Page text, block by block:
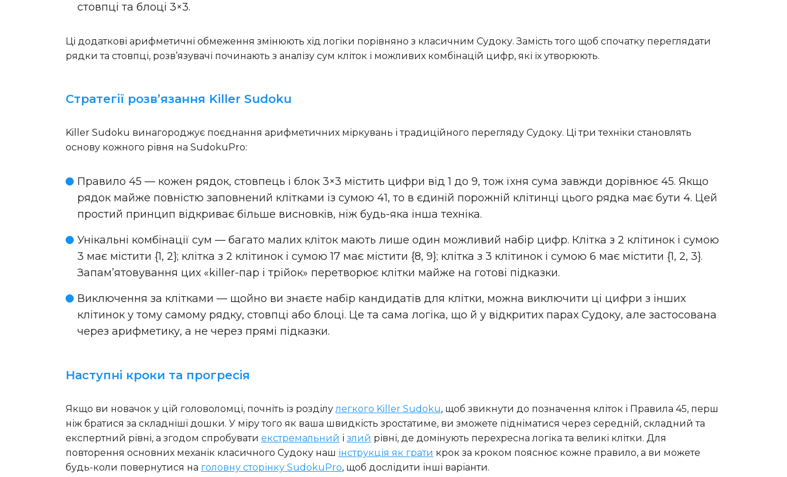
стовпці та блоці 3×3.
Ці додаткові арифметичні обмеження змінюють хід логіки порівняно з класичним Судоку. Замість того щоб спочатку переглядати
рядки та стовпці, розв’язувачі починають з аналізу сум кліток і можливих комбінацій цифр, які їх утворюють.
Стратегії розв’язання Killer Sudoku
Killer Sudoku винагороджує поєднання арифметичних міркувань і традиційного перегляду Судоку. Ці три техніки становлять
основу кожного рівня на SudokuPro:
Правило 45 — кожен рядок, стовпець і блок 3×3 містить цифри від 1 до 9, тож їхня сума завжди дорівнює 45. Якщо
рядок майже повністю заповнений клітками із сумою 41, то в єдиній порожній клітинці цього рядка має бути 4. Цей
простий принцип відкриває більше висновків, ніж будь-яка інша техніка.
Унікальні комбінації сум — багато малих кліток мають лише один можливий набір цифр. Клітка з 2 клітинок і сумою
3 має містити {1, 2}; клітка з 2 клітинок і сумою 17 має містити {8, 9}; клітка з 3 клітинок і сумою 6 має містити {1, 2, 3}.
Запам’ятовування цих «killer-пар і трійок» перетворює клітки майже на готові підказки.
Виключення за клітками — щойно ви знаєте набір кандидатів для клітки, можна виключити ці цифри з інших
клітинок у тому самому рядку, стовпці або блоці. Це та сама логіка, що й у відкритих парах Судоку, але застосована
через арифметику, а не через прямі підказки.
Наступні кроки та прогресія
Якщо ви новачок у цій головоломці, почніть із розділулегкого Killer Sudoku, щоб звикнути до позначення кліток і Правила 45, перш
ніж братися за складніші дошки. У міру того як ваша швидкість зростатиме, ви зможете підніматися через середній, складний та
експертний рівні, а згодом спробувати екстремальний і злий рівні, де домінують перехресна логіка та великі клітки. Для
повторення основних механік класичного Судоку наш інструкція як грати крок за кроком пояснює кожне правило, а ви можете
будь-коли повернутися на головну сторінку SudokuPro, щоб дослідити інші варіанти.